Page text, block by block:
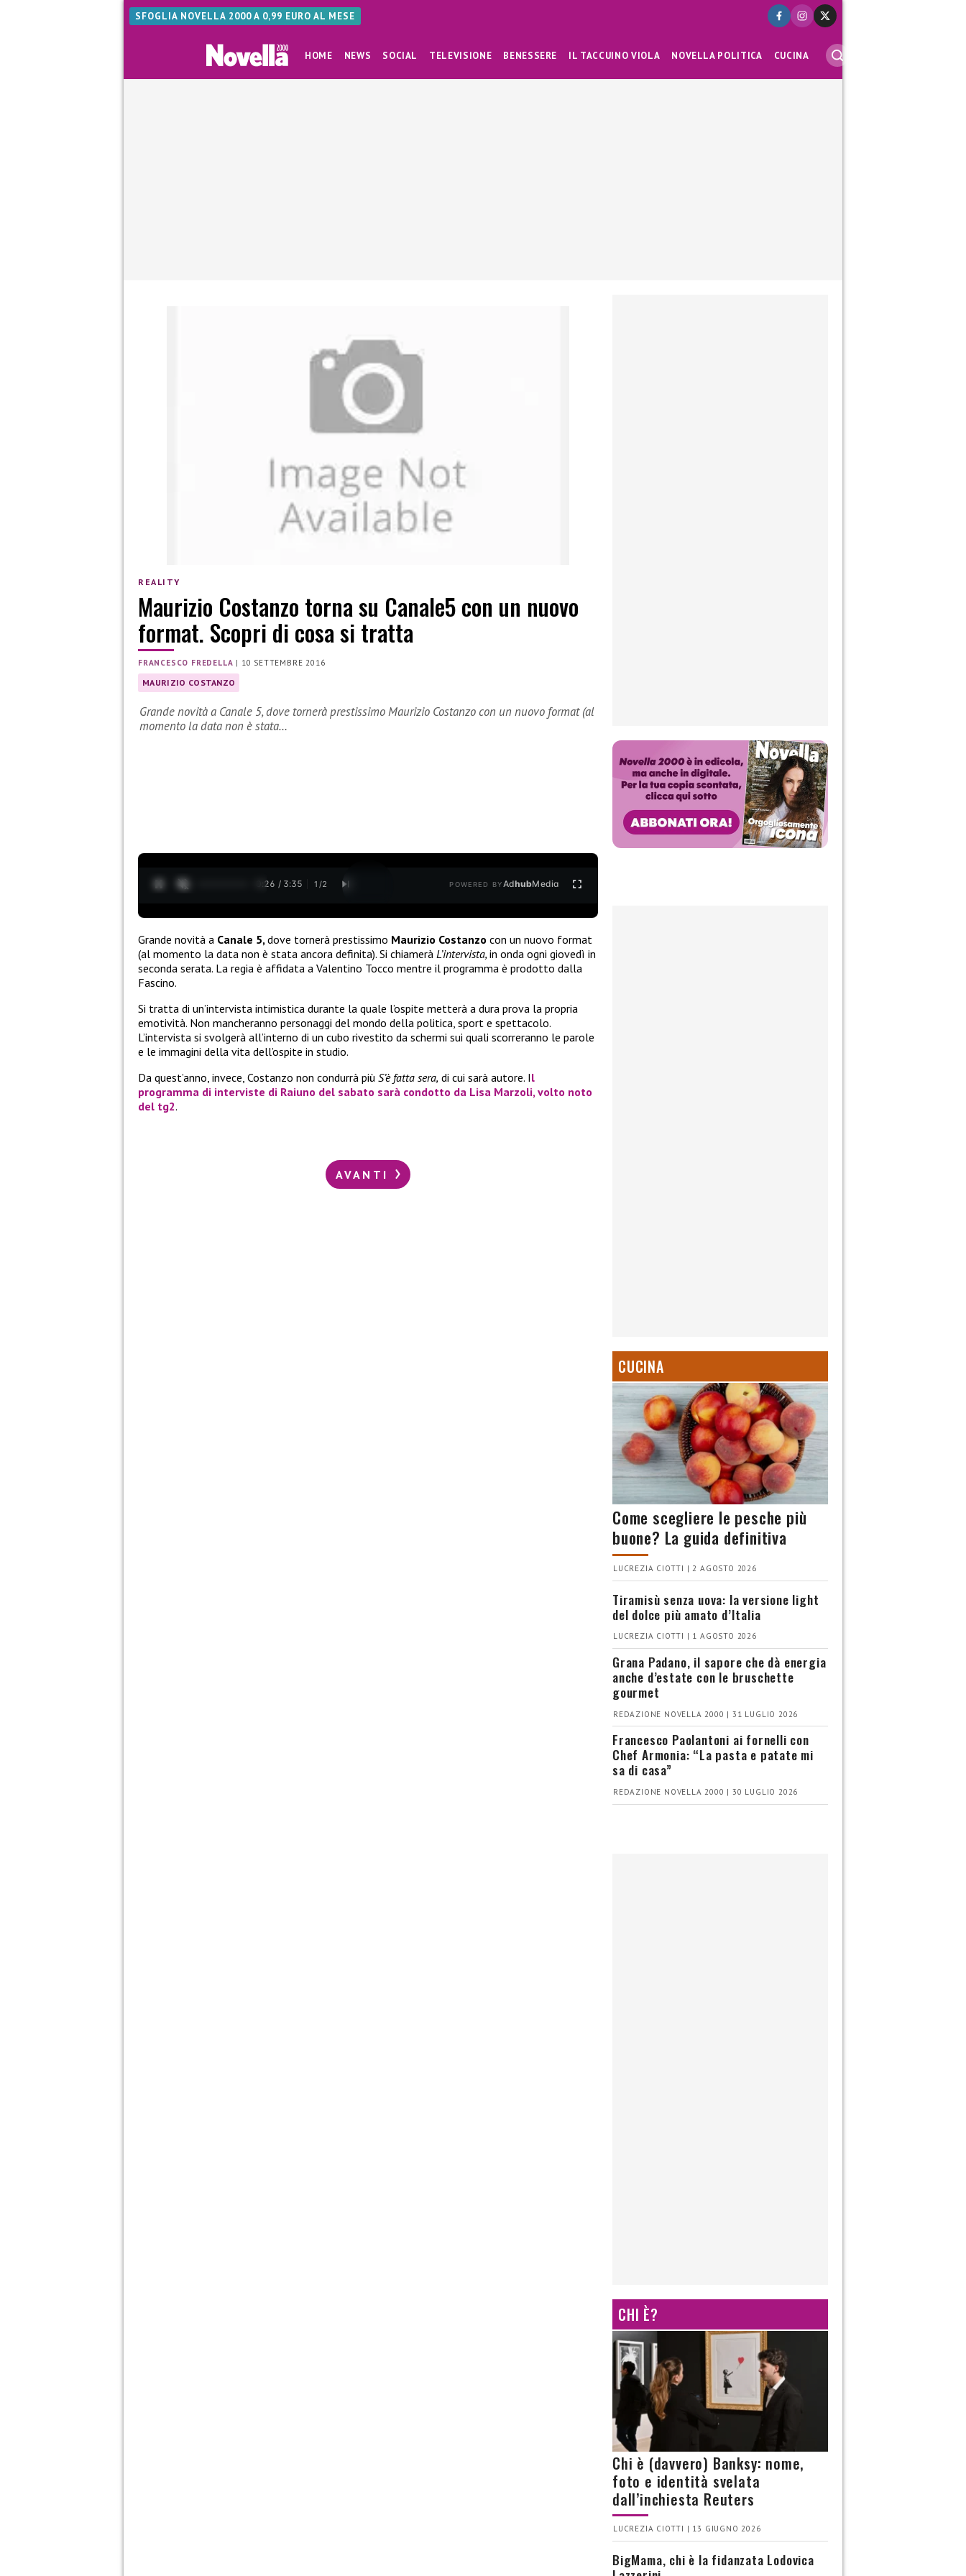
SFOGLIA NOVELLA 2000 A 0,99 EURO AL MESE
HOME NEWS SOCIAL TELEVISIONE BENESSERE IL TACCUINO VIOLA NOVELLA POLITICA CUCINA
REALITY
Maurizio Costanzo torna su Canale5 con un nuovo
format. Scopri di cosa si tratta
FRANCESCO FREDELLA | 10 SETTEMBRE 2016
MAURIZIO COSTANZO
Grande novità a Canale 5, dove tornerà prestissimo Maurizio Costanzo con un nuovo format (al
momento la data non è stata…
0:27 / 3:35 1 /2 POWERED BYAdhubMedia
Grande novità a Canale 5, dove tornerà prestissimo Maurizio Costanzo con un nuovo format
(al momento la data non è stata ancora definita). Si chiamerà L’intervista, in onda ogni giovedì in
seconda serata. La regia è affidata a Valentino Tocco mentre il programma è prodotto dalla
Fascino.
Si tratta di un’intervista intimistica durante la quale l’ospite metterà a dura prova la propria
emotività. Non mancheranno personaggi del mondo della politica, sport e spettacolo.
L’intervista si svolgerà all’interno di un cubo rivestito da schermi sui quali scorreranno le parole
e le immagini della vita dell’ospite in studio.
Da quest’anno, invece, Costanzo non condurrà più S’è fatta sera, di cui sarà autore. Il
programma di interviste di Raiuno del sabato sarà condotto da Lisa Marzoli, volto noto
del tg2.
AVANTI
CUCINA
Come scegliere le pesche più
buone? La guida definitiva
LUCREZIA CIOTTI | 2 AGOSTO 2026
Tiramisù senza uova: la versione light
del dolce più amato d’Italia
LUCREZIA CIOTTI | 1 AGOSTO 2026
Grana Padano, il sapore che dà energia
anche d’estate con le bruschette
gourmet
REDAZIONE NOVELLA 2000 | 31 LUGLIO 2026
Francesco Paolantoni ai fornelli con
Chef Armonia: “La pasta e patate mi
sa di casa”
REDAZIONE NOVELLA 2000 | 30 LUGLIO 2026
CHI È?
Chi è (davvero) Banksy: nome,
foto e identità svelata
dall’inchiesta Reuters
LUCREZIA CIOTTI | 13 GIUGNO 2026
BigMama, chi è la fidanzata Lodovica